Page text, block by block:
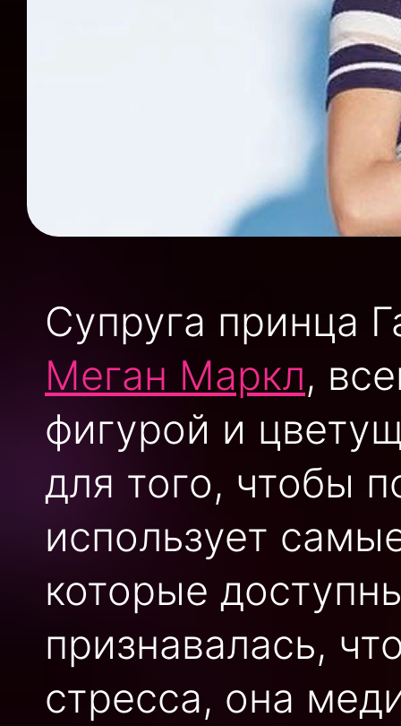
Супруга принца
Меган Маркл,
фигурой и
для того, чтобы
использует
которые
признавалась,
стресса, она